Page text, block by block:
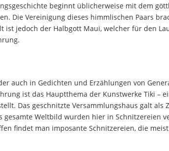
beginnt üblicherweise mit dem
Die Vereinigung dieses himmlischen Paars
ist jedoch der Halbgott Maui, welcher für den
auch in Gedichten und Erzählungen von
ist das Hauptthema der Kunstwerke Tiki –
Das geschnitzte Versammlungshaus galt als
gesamte Weltbild wurden hier in Schnitzereien
findet man imposante Schnitzereien, die